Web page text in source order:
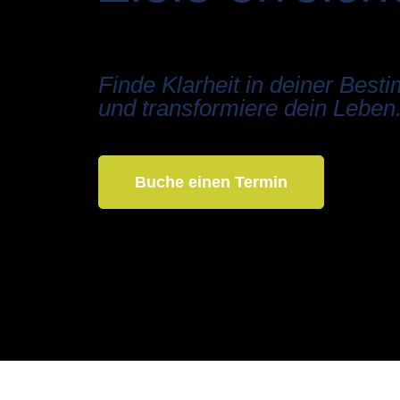
Finde Klarheit in deiner
und transformiere dein Leben.
Buche einen Termin